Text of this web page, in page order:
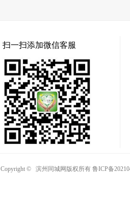
扫一扫添加微信客服
Copyright © 滨州同城网版权所有 鲁ICP备